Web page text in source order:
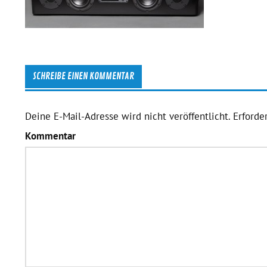
SCHREIBE EINEN KOMMENTAR
Deine E-Mail-Adresse wird nicht veröffentlicht.
Kommentar